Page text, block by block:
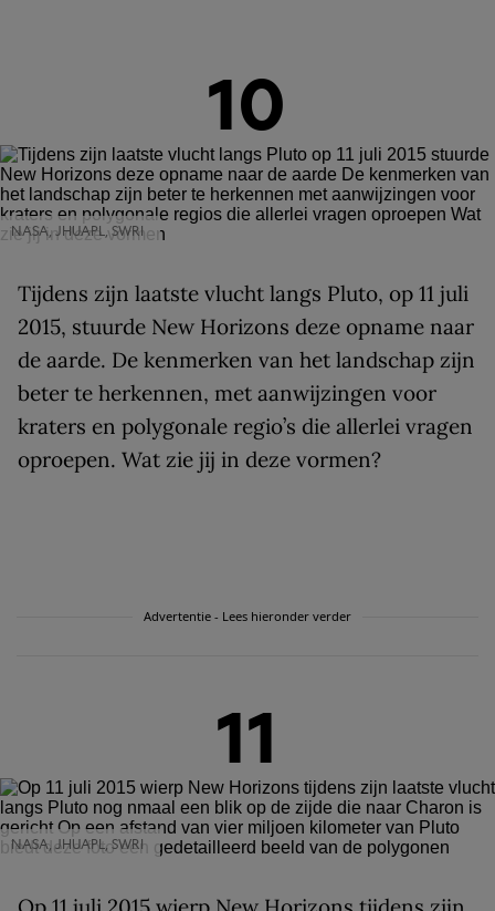
10
NASA, JHUAPL, SWRI
Tijdens zijn laatste vlucht langs Pluto, op 11 juli
2015, stuurde New Horizons deze opname naar
de aarde. De kenmerken van het landschap zijn
beter te herkennen, met aanwijzingen voor
kraters en polygonale regio’s die allerlei vragen
oproepen. Wat zie jij in deze vormen?
Advertentie - Lees hieronder verder
11
NASA, JHUAPL, SWRI